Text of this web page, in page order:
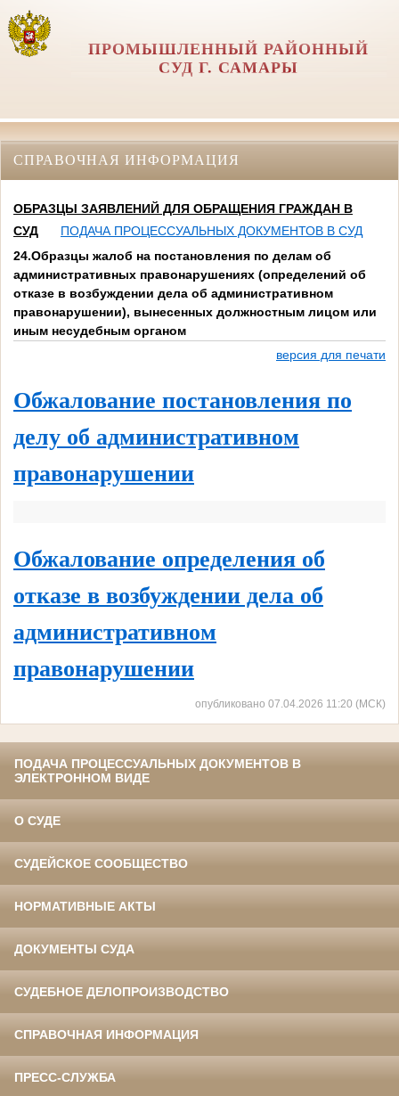
ПРОМЫШЛЕННЫЙ РАЙОННЫЙ
СУД Г. САМАРЫ
СПРАВОЧНАЯ ИНФОРМАЦИЯ
ОБРАЗЦЫ ЗАЯВЛЕНИЙ ДЛЯ ОБРАЩЕНИЯ ГРАЖДАН В
СУД
ПОДАЧА ПРОЦЕССУАЛЬНЫХ ДОКУМЕНТОВ В СУД
24.Образцы жалоб на постановления по делам об
административных правонарушениях (определений об
отказе в возбуждении дела об административном
правонарушении), вынесенных должностным лицом или
иным несудебным органом
версия для печати
Обжалование постановления по
делу об административном
правонарушении
Обжалование определения об
отказе в возбуждении дела об
административном
правонарушении
опубликовано 07.04.2026 11:20 (МСК)
ПОДАЧА ПРОЦЕССУАЛЬНЫХ ДОКУМЕНТОВ В
ЭЛЕКТРОННОМ ВИДЕ
О СУДЕ
СУДЕЙСКОЕ СООБЩЕСТВО
НОРМАТИВНЫЕ АКТЫ
ДОКУМЕНТЫ СУДА
СУДЕБНОЕ ДЕЛОПРОИЗВОДСТВО
СПРАВОЧНАЯ ИНФОРМАЦИЯ
ПРЕСС-СЛУЖБА